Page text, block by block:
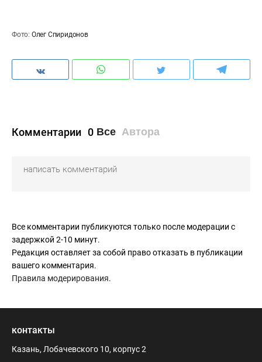
Фото: Олег Спиридонов
Комментарии 0 Все Автора
Все комментарии публикуются только после модерации с
задержкой 2-10 минут.
Редакция оставляет за собой право отказать в публикации
вашего комментария.
Правила модерирования.
контакты
Казань, Лобачевского 10, корпус 2